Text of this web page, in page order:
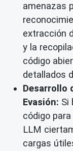
amenazas
extracción
y la
código
detallados
Desarrollo
Evasión: Si
código
LLM
cargas